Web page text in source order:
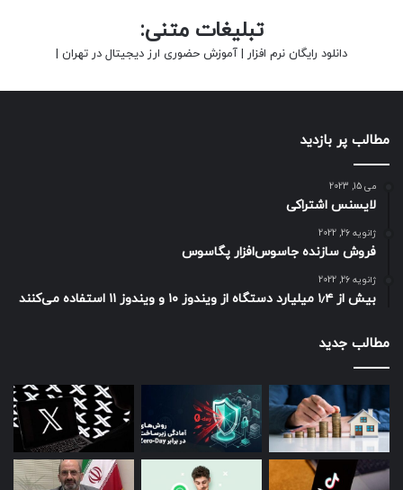
تبلیغات متنی:
دانلود رایگان نرم افزار | آموزش حضوری ارز دیجیتال در تهران |
مطالب پر بازدید
می 15, 2023
لایسنس اشتراکی
ژانویه 26, 2022
فروش سازنده جاسوس‌افزار پگاسوس
ژانویه 26, 2022
بیش از ۱٫۴ میلیارد دستگاه از ویندوز ۱۰ و ویندوز ۱۱ استفاده می‌کنند
مطالب جدید